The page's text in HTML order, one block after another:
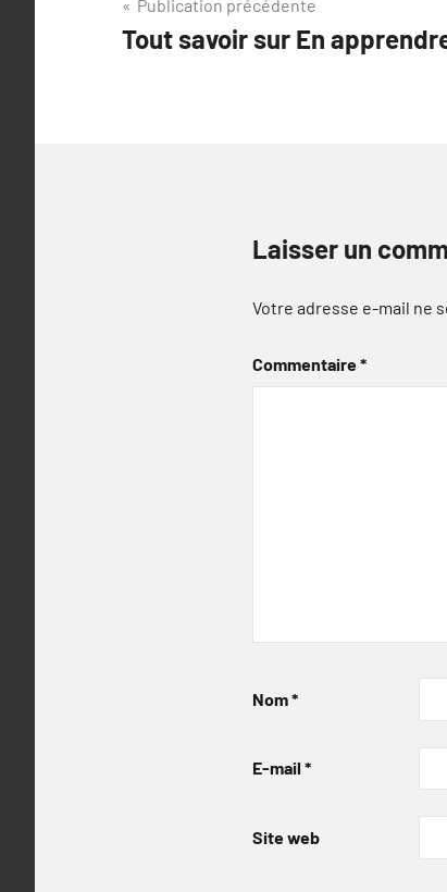
Navigation
de
Publication précédente
Tout savoir sur En
Laisser un
Votre adresse e-mail ne
Commentaire*
Nom*
E-mail *
Site web